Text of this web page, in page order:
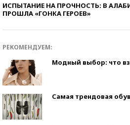
ИСПЫТАНИЕ НА ПРОЧНОСТЬ: В
ПРОШЛА «ГОНКА ГЕРОЕВ»
РЕКОМЕНДУЕМ:
Модный выбор: что
Самая трендовая